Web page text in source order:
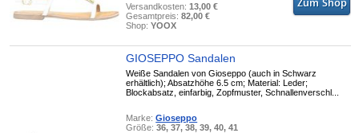
Versandkosten:13,00 €
Gesamtpreis:82,00 €
Shop:YOOX
GIOSEPPO Sandalen
Weiße Sandalen von Gioseppo (auch in Schwarz
erhältlich); Absatzhöhe 6.5 cm; Material: Leder;
Blockabsatz, einfarbig, Zopfmuster, Schnallenverschl...
Marke:Gioseppo
Größe:36, 37, 38, 39, 40, 41